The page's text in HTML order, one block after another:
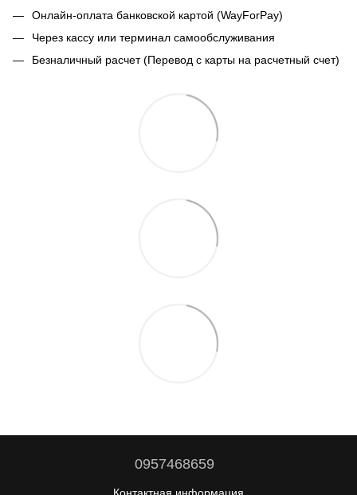
Онлайн-оплата банковской картой (WayForPay)
Через кассу или терминал самообслуживания
Безналичный расчет (Перевод с карты на расчетный счет)
0957468659
Контактная информация